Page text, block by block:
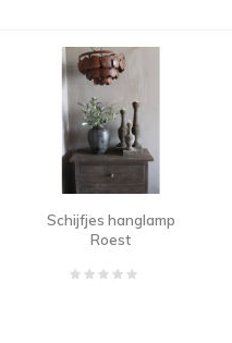
Schijfjes hanglamp
Roest